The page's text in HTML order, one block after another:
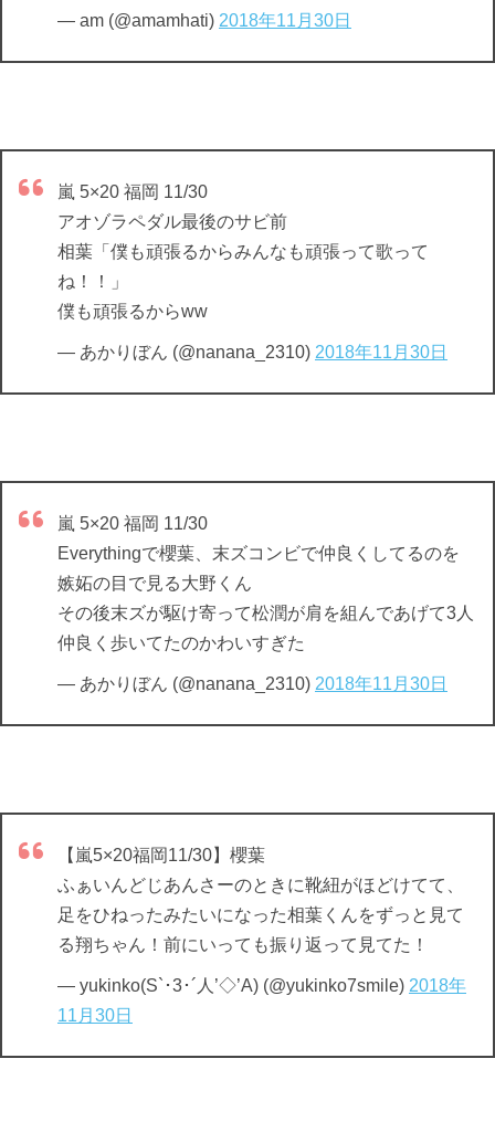
— am (@amamhati) 2018年11月30日
嵐 5×20 福岡 11/30
アオゾラペダル最後のサビ前
相葉「僕も頑張るからみんなも頑張って歌って
ね！！」
僕も頑張るからww
— あかりぼん (@nanana_2310) 2018年11月30日
嵐 5×20 福岡 11/30
Everythingで櫻葉、末ズコンビで仲良くしてるのを
嫉妬の目で見る大野くん
その後末ズが駆け寄って松潤が肩を組んであげて3人
仲良く歩いてたのかわいすぎた
— あかりぼん (@nanana_2310) 2018年11月30日
【嵐5×20福岡11/30】櫻葉
ふぁいんどじあんさーのときに靴紐がほどけてて、
足をひねったみたいになった相葉くんをずっと見て
る翔ちゃん！前にいっても振り返って見てた！
— yukinko(S`･3･´人’◇’A) (@yukinko7smile) 2018年
11月30日